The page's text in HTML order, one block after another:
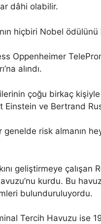
dâhi olabilir.
hiçbiri Nobel ödülünü
Oppenheimer
alındı.
çoğu birkaç
Einstein ve Bertrand
risk almanın
geliştirmeye
kurdu. Bu
bulunduruluyordu.
Tercih Havuzu ise